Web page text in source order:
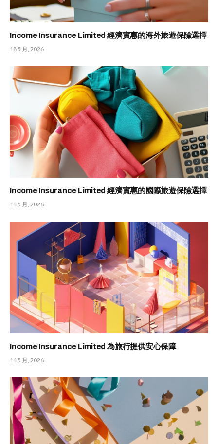
Income Insurance Limited 經濟實惠的海外旅遊保險選擇
18 5 月, 2026
Income Insurance Limited 經濟實惠的國際旅遊保險選擇
14 5 月, 2026
Income Insurance Limited 為旅行提供安心保障
14 5 月, 2026